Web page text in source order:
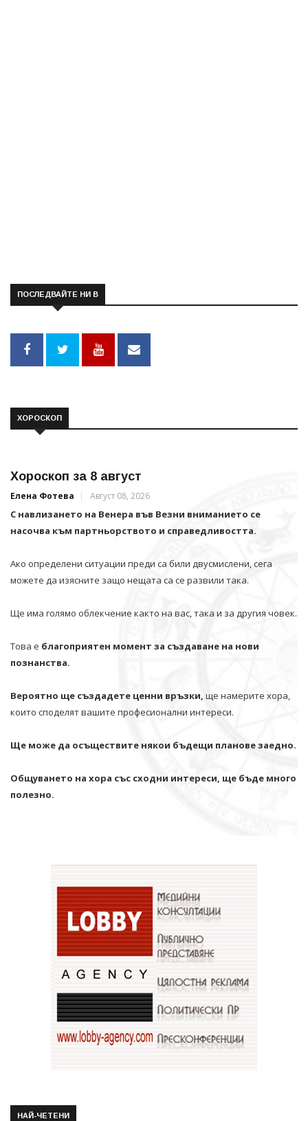
ПОСЛЕДВАЙТЕ НИ В
ХОРОСКОП
Хороскоп за 8 август
Елена Фотева Август 08, 2026
С навлизането на Венера във Везни вниманието се
насочва към партньорството и справедливостта.
Ако определени ситуации преди са били двусмислени, сега
можете да изясните защо нещата са се развили така.
Ще има голямо облекчение както на вас, така и за другия човек.
Това е благоприятен момент за създаване на нови
познанства.
Вероятно ще създадете ценни връзки, ще намерите хора,
които споделят вашите професионални интереси.
Ще може да осъществите някои бъдещи планове заедно.
Общуването на хора със сходни интереси, ще бъде много
полезно.
НАЙ-ЧЕТЕНИ